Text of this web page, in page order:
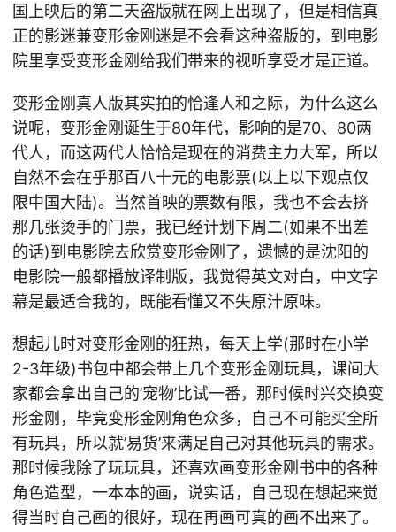
国上映后的第二天盗版就在网上出现了，但是相信真
正的影迷兼变形金刚迷是不会看这种盗版的，到电影
院里享受变形金刚给我们带来的视听享受才是正道。
变形金刚真人版其实拍的恰逢人和之际，为什么这么
说呢，变形金刚诞生于80年代，影响的是70、80两
代人，而这两代人恰恰是现在的消费主力大军，所以
自然不会在乎那百八十元的电影票(以上以下观点仅
限中国大陆)。当然首映的票数有限，我也不会去挤
那几张烫手的门票，我已经计划下周二(如果不出差
的话)到电影院去欣赏变形金刚了，遗憾的是沈阳的
电影院一般都播放译制版，我觉得英文对白，中文字
幕是最适合我的，既能看懂又不失原汁原味。
想起儿时对变形金刚的狂热，每天上学(那时在小学
2-3年级)书包中都会带上几个变形金刚玩具，课间大
家都会拿出自己的’宠物’比试一番，那时候时兴交换变
形金刚，毕竟变形金刚角色众多，自己不可能买全所
有玩具，所以就’易货’来满足自己对其他玩具的需求。
那时候我除了玩玩具，还喜欢画变形金刚书中的各种
角色造型，一本本的画，说实话，自己现在想起来觉
得当时自己画的很好，现在再画可真的画不出来了。